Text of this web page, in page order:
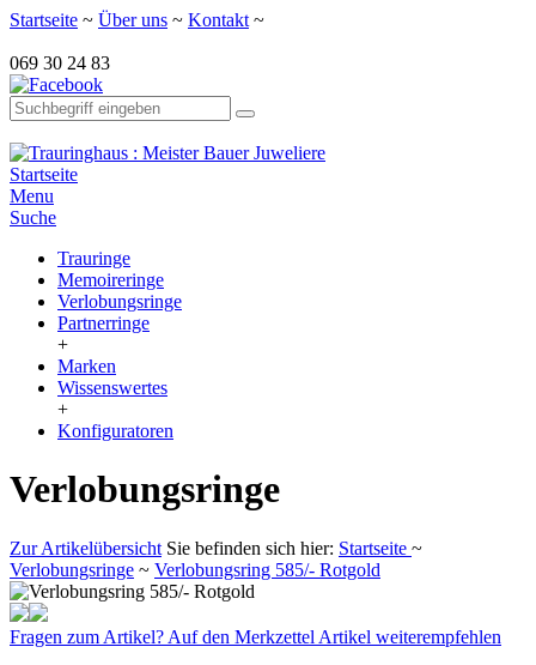
Startseite ~ Über uns ~ Kontakt ~
069 30 24 83
Startseite
Menu
Suche
Trauringe
Memoireringe
Verlobungsringe
Partnerringe
+
Marken
Wissenswertes
+
Konfiguratoren
Verlobungsringe
Zur Artikelübersicht Sie befinden sich hier: Startseite ~
Verlobungsringe ~ Verlobungsring 585/- Rotgold
Fragen zum Artikel? Auf den Merkzettel Artikel weiterempfehlen